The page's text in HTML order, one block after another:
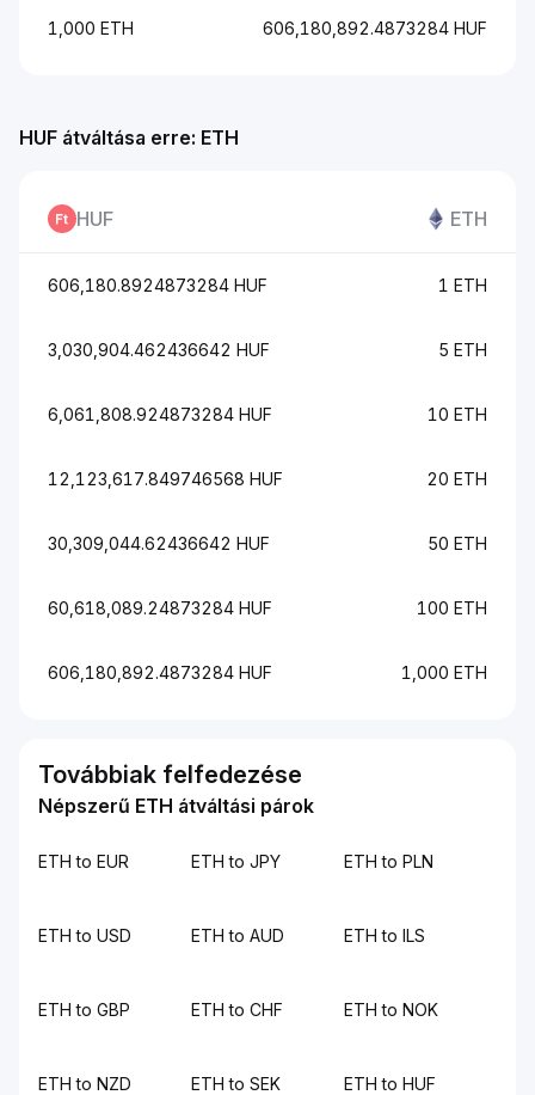
1,000 ETH 606,180,892.4873284 HUF
HUF átváltása erre: ETH
HUF ETH
606,180.8924873284 HUF 1 ETH
3,030,904.462436642 HUF 5 ETH
6,061,808.924873284 HUF 10 ETH
12,123,617.849746568 HUF 20 ETH
30,309,044.62436642 HUF 50 ETH
60,618,089.24873284 HUF 100 ETH
606,180,892.4873284 HUF 1,000 ETH
Továbbiak felfedezése
Népszerű ETH átváltási párok
ETH to EUR ETH to JPY ETH to PLN
ETH to USD ETH to AUD ETH to ILS
ETH to GBP ETH to CHF ETH to NOK
ETH to NZD ETH to SEK ETH to HUF